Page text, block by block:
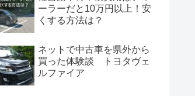
ーラーだと10万円以上！安
くする方法は？
ネットで中古車を県外から
買った体験談 トヨタヴェ
ルファイア